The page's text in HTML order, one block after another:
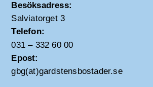
Besöksadress:
Salviatorget 3
Telefon:
031 – 332 60 00
Epost:
gbg(at)gardstensbostader.se